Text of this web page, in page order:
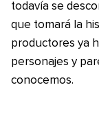
todavía se
que tomará la
productores ya
personajes y
conocemos.